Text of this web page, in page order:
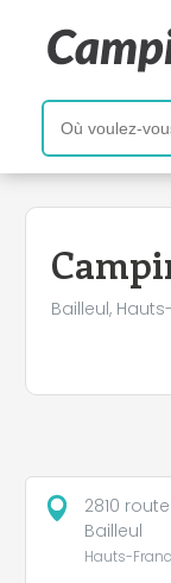
Bailleul,
+
−
2810
Bailleul
Hauts-